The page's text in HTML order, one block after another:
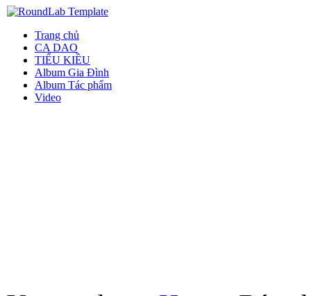
Trang chủ
CA DAO
TIỂU KIỀU
Album Gia Đình
Album Tác phẩm
Video